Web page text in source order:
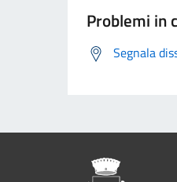
Problemi in
Segnala